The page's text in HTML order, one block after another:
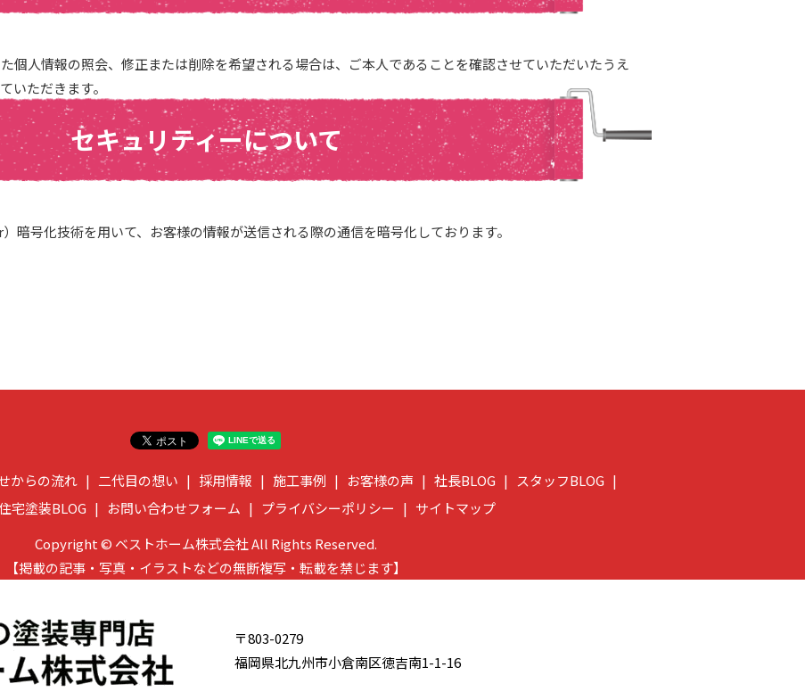
個人情報の照会、修正または削除を希望される場合は、ご本人であることを確認させていただいたうえ
いただきます。
セキュリティーについて
暗号化技術を用いて、お客様の情報が送信される際の通信を暗号化しております。
からの流れ 二代目の想い 採用情報 施工事例 お客様の声 社長BLOG
スタッフBLOG
宅塗装BLOG お問い合わせフォーム プライバシーポリシー
サイトマップ
Copyright © ベストホーム株式会社 All Rights Reserved.
【掲載の記事・写真・イラストなどの無断複写・転載を禁じます】
〒803-0279
福岡県北九州市小倉南区徳吉南1-1-16